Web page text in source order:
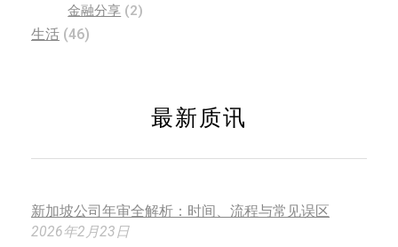
金融分享 (2)
生活 (46)
最新质讯
新加坡公司年审全解析：时间、流程与常见误区
2026年2月23日